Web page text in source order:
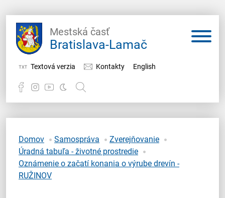
Mestská časť
Bratislava-Lamač
Textová verzia Kontakty English
Samospráva
Miestny úrad
O Lamači
Domov Samospráva
Zverejňovanie
Úradná tabuľa - životné prostredie
Oznámenie o začatí konania o výrube drevín -
RUŽINOV